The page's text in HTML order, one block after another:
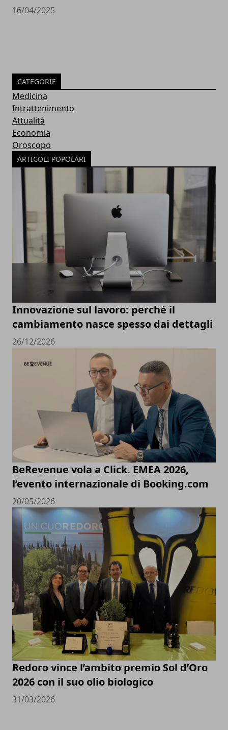
16/04/2025
CATEGORIE
Medicina
Intrattenimento
Attualità
Economia
Oroscopo
ARTICOLI POPOLARI
Innovazione sul lavoro: perché il
cambiamento nasce spesso dai dettagli
26/12/2026
BeRevenue vola a Click. EMEA 2026,
l’evento internazionale di Booking.com
20/05/2026
Redoro vince l’ambito premio Sol d’Oro
2026 con il suo olio biologico
31/03/2026